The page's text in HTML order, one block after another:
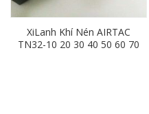
XiLanh Khí Nén AIRTAC
TN32-10 20 30 40 50 60 70